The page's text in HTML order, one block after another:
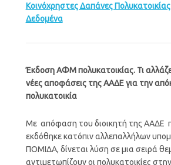
Κοινόχρηστες Δαπάνες
Δεδομένα
Έκδοση ΑΦΜ πολυκατοικίας. Τι
νέες αποφάσεις της ΑΑΔΕ για την
πολυκατοικία
Με απόφαση του διοικητή της ΑΑΔΕ
εκδόθηκε κατόπιν αλλεπαλλήλων
ΠΟΜΙΔΑ, δίνεται λύση σε μια σειρά
αντιμετωπίζουν οι πολυκατοικίες